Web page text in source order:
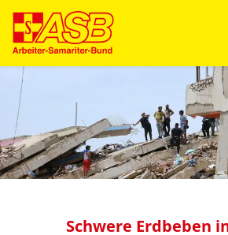
Schwere Erdbeben